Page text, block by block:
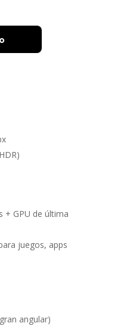
+ GPU de última
juegos, apps
angular)